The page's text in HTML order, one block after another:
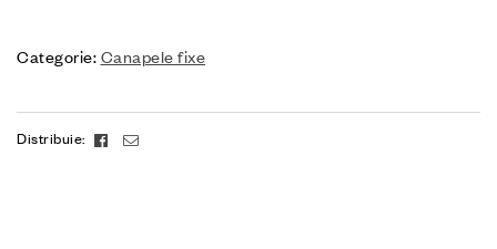
Categorie: Canapele fixe
Distribuie: Facebook
Email